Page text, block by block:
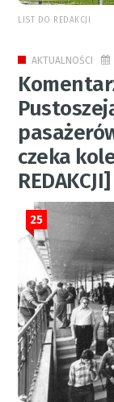
LIST DO REDAKCJI
AKTUALNOŚCI
czeka
REDAKCJI]
25